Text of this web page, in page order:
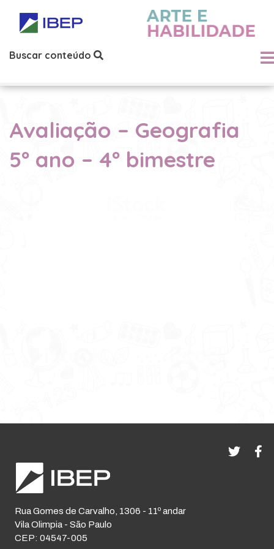
Buscar conteúdo
Avaliação – Geografia
5º ano – 4º bimestre
Rua Gomes de Carvalho, 1306 - 11º andar
Vila Olimpia - São Paulo
CEP: 04547-005